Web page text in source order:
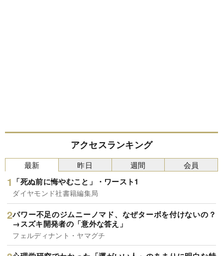
アクセスランキング
最新
「死ぬ前に悔やむこと」・ワースト1
ダイヤモンド社書籍編集局
パワー不足のジムニーノマド、なぜターボを付けないの？
→スズキ開発者の「意外な答え」
フェルディナント・ヤマグチ
昨日 週間 会員